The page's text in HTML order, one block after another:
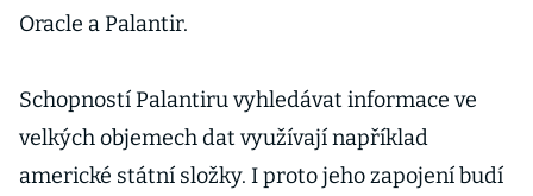
Oracle a Palantir.
Schopností Palantiru vyhledávat informace ve
velkých objemech dat využívají například
americké státní složky. I proto jeho zapojení budí